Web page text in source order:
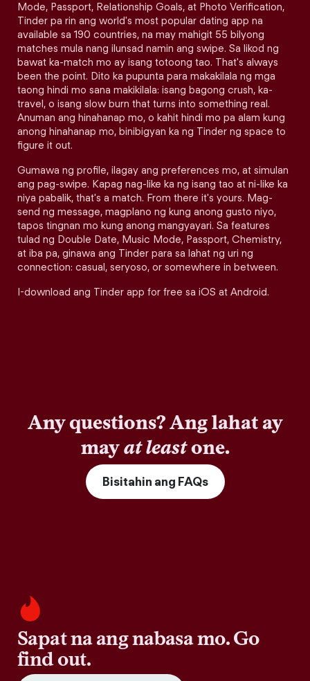
Mode, Passport, Relationship Goals, at Photo Verification,
Tinder pa rin ang world's most popular dating app na
available sa 190 countries, na may mahigit 55 bilyong
matches mula nang ilunsad namin ang swipe. Sa likod ng
bawat ka-match mo ay isang totoong tao. That's always
been the point. Dito ka pupunta para makakilala ng mga
taong hindi mo sana makikilala: isang bagong crush, ka-
travel, o isang slow burn that turns into something real.
Anuman ang hinahanap mo, o kahit hindi mo pa alam kung
anong hinahanap mo, binibigyan ka ng Tinder ng space to
figure it out.
Gumawa ng profile, ilagay ang preferences mo, at simulan
ang pag-swipe. Kapag nag-like ka ng isang tao at ni-like ka
niya pabalik, that's a match. From there it's yours. Mag-
send ng message, magplano ng kung anong gusto niyo,
tapos tingnan mo kung anong mangyayari. Sa features
tulad ng Double Date, Music Mode, Passport, Chemistry,
at iba pa, ginawa ang Tinder para sa lahat ng uri ng
connection: casual, seryoso, or somewhere in between.
I-download ang Tinder app for free sa iOS at Android.
Any questions? Ang lahat ay
mayat leastone.
Bisitahin ang FAQs
Sapat na ang nabasa mo. Go
find out.